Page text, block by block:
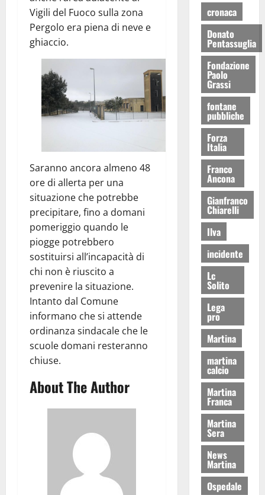
Vigili del Fuoco sulla zona
Pergolo era piena di neve e
ghiaccio.
Saranno ancora almeno 48
ore di allerta per una
situazione che potrebbe
precipitare, fino a domani
pomeriggio quando le
piogge potrebbero
sostituirsi all’incapacità di
chi non è riuscito a
prevenire la situazione.
Intanto dal Comune
informano che si attende
ordinanza sindacale che le
scuole domani resteranno
chiuse.
About The Author
cronaca
Donato
Pentassuglia
Fondazione
Paolo
Grassi
fontane
pubbliche
Forza
Italia
Franco
Ancona
Gianfranco
Chiarelli
Ilva
incidente
Lc
Solito
Lega
pro
Martina
martina
calcio
Martina
Franca
Martina
Sera
News
Martina
Ospedale